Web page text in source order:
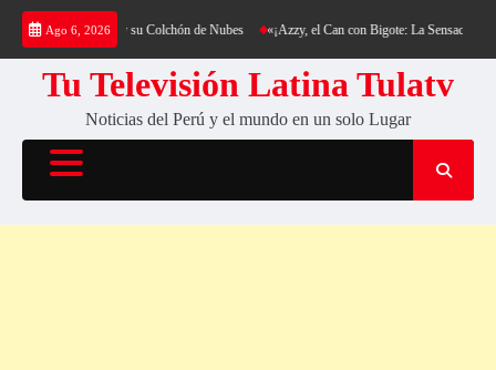
Saltar
contenido
Ago 6, 2026
Cerro Cantería y su Colchón de Nubes «¡Azzy, el Can con Bigote: La Sensación
Tu Televisión Latina Tulatv
Noticias del Perú y el mundo en un solo Lugar